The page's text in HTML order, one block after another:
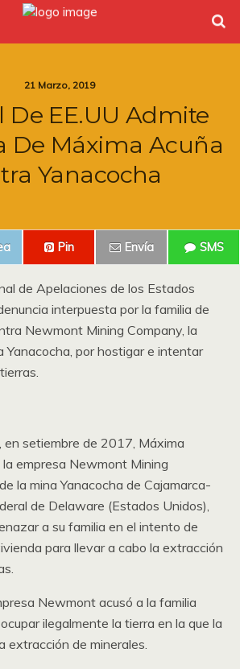
21 Marzo, 2019
De EE.UU Admite
De Máxima Acuña
Yanacocha
Pin Envía SMS
de Apelaciones de los Estados
interpuesta por la familia de
Newmont Mining Company, la
Yanacocha, por hostigar e intentar
en setiembre de 2017, Máxima
empresa Newmont Mining
la mina Yanacocha de Cajamarca-
de Delaware (Estados Unidos),
a su familia en el intento de
para llevar a cabo la extracción
Newmont acusó a la familia
ilegalmente la tierra en la que la
extracción de minerales.